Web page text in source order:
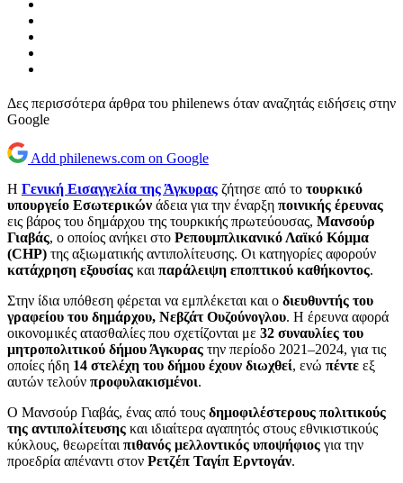
Δες περισσότερα άρθρα του philenews όταν αναζητάς ειδήσεις στην
Google
Add philenews.com on Google
Η Γενική Εισαγγελία της Άγκυρας ζήτησε από το τουρκικό
υπουργείο Εσωτερικών άδεια για την έναρξη ποινικής έρευνας
εις βάρος του δημάρχου της τουρκικής πρωτεύουσας, Μανσούρ
Γιαβάς, ο οποίος ανήκει στο Ρεπουμπλικανικό Λαϊκό Κόμμα
(CHP) της αξιωματικής αντιπολίτευσης. Οι κατηγορίες αφορούν
κατάχρηση εξουσίας και παράλειψη εποπτικού καθήκοντος.
Στην ίδια υπόθεση φέρεται να εμπλέκεται και ο διευθυντής του
γραφείου του δημάρχου, Νεβζάτ Ουζούνογλου. Η έρευνα αφορά
οικονομικές ατασθαλίες που σχετίζονται με 32 συναυλίες του
μητροπολιτικού δήμου Άγκυρας την περίοδο 2021–2024, για τις
οποίες ήδη 14 στελέχη του δήμου έχουν διωχθεί, ενώ πέντε εξ
αυτών τελούν προφυλακισμένοι.
Ο Μανσούρ Γιαβάς, ένας από τους δημοφιλέστερους πολιτικούς
της αντιπολίτευσης και ιδιαίτερα αγαπητός στους εθνικιστικούς
κύκλους, θεωρείται πιθανός μελλοντικός υποψήφιος για την
προεδρία απέναντι στον Ρετζέπ Ταγίπ Ερντογάν.